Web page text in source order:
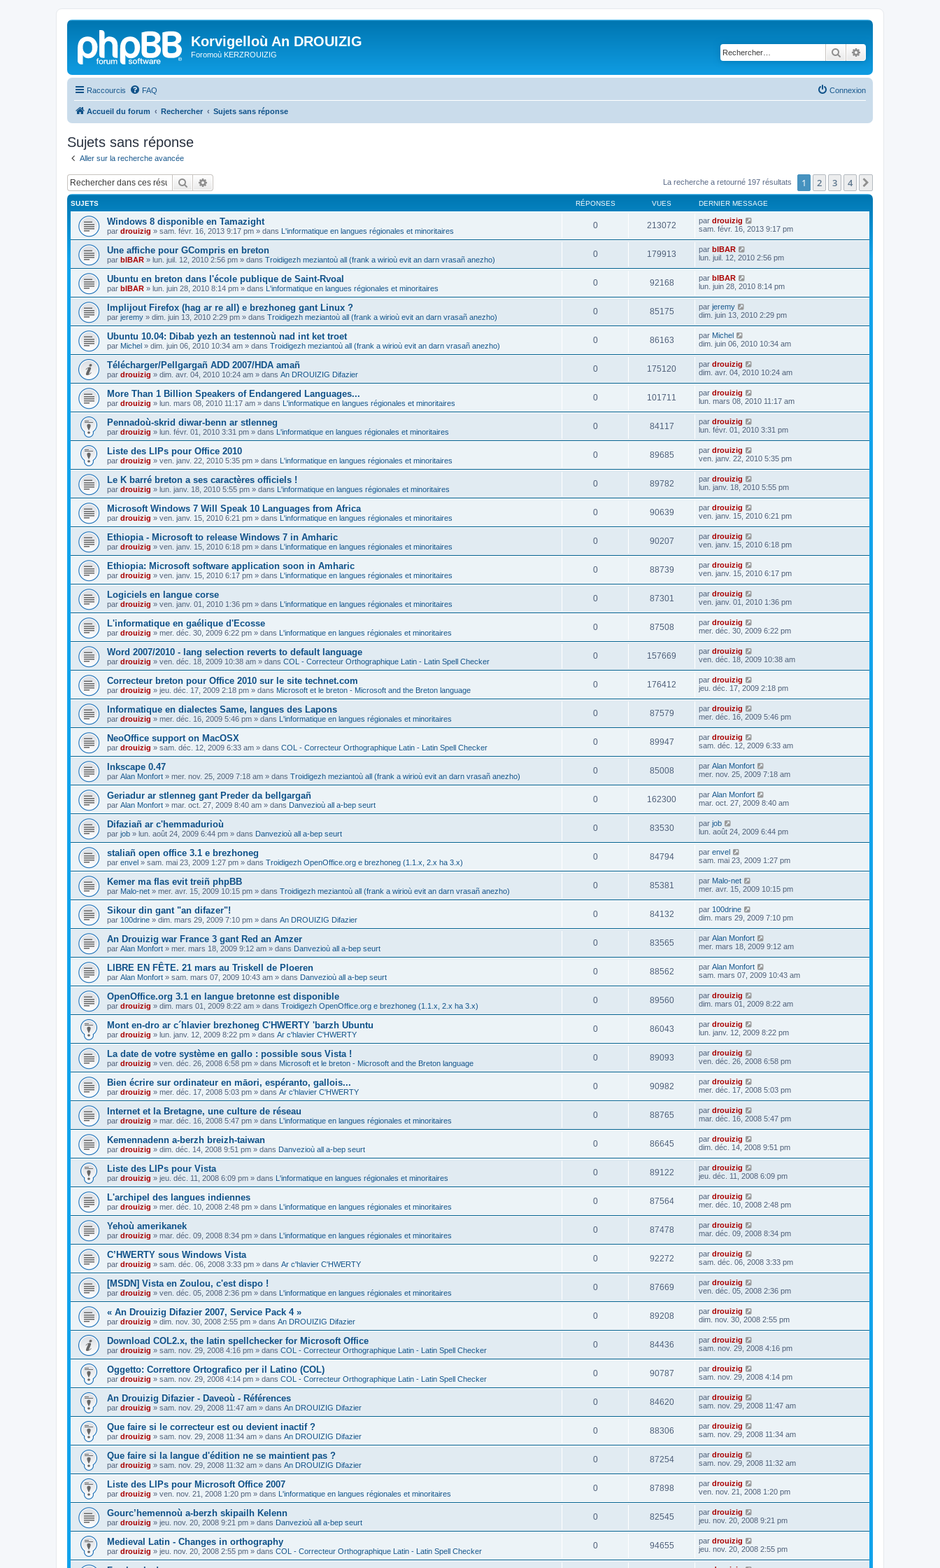
Korvigelloù An DROUIZIG
Foromoù KERZROUIZIG Rechercher
Raccourcis FAQ Connexion
Accueil du forum Rechercher Sujets sans réponse
Sujets sans réponse
Aller sur la recherche avancée
Rechercher La recherche a retourné 197 résultats 1 2 3 4
SUJETS RÉPONSES VUES DERNIER MESSAGE
Windows 8 disponible en Tamazight
par drouizig » sam. févr. 16, 2013 9:17 pm » dans L'informatique en langues régionales et minoritaires
0 213072 par drouizig
sam. févr. 16, 2013 9:17 pm
Une affiche pour GCompris en breton
par bIBAR » lun. juil. 12, 2010 2:56 pm » dans Troidigezh meziantoù all (frank a wirioù evit an darn vrasañ anezho)
0 179913 par bIBAR
lun. juil. 12, 2010 2:56 pm
Ubuntu en breton dans l'école publique de Saint-Rvoal
par bIBAR » lun. juin 28, 2010 8:14 pm » dans L'informatique en langues régionales et minoritaires
0 92168 par bIBAR
lun. juin 28, 2010 8:14 pm
Implijout Firefox (hag ar re all) e brezhoneg gant Linux ?
par jeremy » dim. juin 13, 2010 2:29 pm » dans Troidigezh meziantoù all (frank a wirioù evit an darn vrasañ anezho)
0 85175 par jeremy
dim. juin 13, 2010 2:29 pm
Ubuntu 10.04: Dibab yezh an testennoù nad int ket troet
par Michel » dim. juin 06, 2010 10:34 am » dans Troidigezh meziantoù all (frank a wirioù evit an darn vrasañ anezho)
0 86163 par Michel
dim. juin 06, 2010 10:34 am
Télécharger/Pellgargañ ADD 2007/HDA amañ
par drouizig » dim. avr. 04, 2010 10:24 am » dans An DROUIZIG Difazier
0 175120 par drouizig
dim. avr. 04, 2010 10:24 am
More Than 1 Billion Speakers of Endangered Languages...
par drouizig » lun. mars 08, 2010 11:17 am » dans L'informatique en langues régionales et minoritaires
0 101711 par drouizig
lun. mars 08, 2010 11:17 am
Pennadoù-skrid diwar-benn ar stlenneg
par drouizig » lun. févr. 01, 2010 3:31 pm » dans L'informatique en langues régionales et minoritaires
0 84117 par drouizig
lun. févr. 01, 2010 3:31 pm
Liste des LIPs pour Office 2010
par drouizig » ven. janv. 22, 2010 5:35 pm » dans L'informatique en langues régionales et minoritaires
0 89685 par drouizig
ven. janv. 22, 2010 5:35 pm
Le K barré breton a ses caractères officiels !
par drouizig » lun. janv. 18, 2010 5:55 pm » dans L'informatique en langues régionales et minoritaires
0 89782 par drouizig
lun. janv. 18, 2010 5:55 pm
Microsoft Windows 7 Will Speak 10 Languages from Africa
par drouizig » ven. janv. 15, 2010 6:21 pm » dans L'informatique en langues régionales et minoritaires
0 90639 par drouizig
ven. janv. 15, 2010 6:21 pm
Ethiopia - Microsoft to release Windows 7 in Amharic
par drouizig » ven. janv. 15, 2010 6:18 pm » dans L'informatique en langues régionales et minoritaires
0 90207 par drouizig
ven. janv. 15, 2010 6:18 pm
Ethiopia: Microsoft software application soon in Amharic
par drouizig » ven. janv. 15, 2010 6:17 pm » dans L'informatique en langues régionales et minoritaires
0 88739 par drouizig
ven. janv. 15, 2010 6:17 pm
Logiciels en langue corse
par drouizig » ven. janv. 01, 2010 1:36 pm » dans L'informatique en langues régionales et minoritaires
0 87301 par drouizig
ven. janv. 01, 2010 1:36 pm
L'informatique en gaélique d'Ecosse
par drouizig » mer. déc. 30, 2009 6:22 pm » dans L'informatique en langues régionales et minoritaires
0 87508 par drouizig
mer. déc. 30, 2009 6:22 pm
Word 2007/2010 - lang selection reverts to default language
par drouizig » ven. déc. 18, 2009 10:38 am » dans COL - Correcteur Orthographique Latin - Latin Spell Checker
0 157669 par drouizig
ven. déc. 18, 2009 10:38 am
Correcteur breton pour Office 2010 sur le site technet.com
par drouizig » jeu. déc. 17, 2009 2:18 pm » dans Microsoft et le breton - Microsoft and the Breton language
0 176412 par drouizig
jeu. déc. 17, 2009 2:18 pm
Informatique en dialectes Same, langues des Lapons
par drouizig » mer. déc. 16, 2009 5:46 pm » dans L'informatique en langues régionales et minoritaires
0 87579 par drouizig
mer. déc. 16, 2009 5:46 pm
NeoOffice support on MacOSX
par drouizig » sam. déc. 12, 2009 6:33 am » dans COL - Correcteur Orthographique Latin - Latin Spell Checker
0 89947 par drouizig
sam. déc. 12, 2009 6:33 am
Inkscape 0.47
par Alan Monfort » mer. nov. 25, 2009 7:18 am » dans Troidigezh meziantoù all (frank a wirioù evit an darn vrasañ anezho)
0 85008 par Alan Monfort
mer. nov. 25, 2009 7:18 am
Geriadur ar stlenneg gant Preder da bellgargañ
par Alan Monfort » mar. oct. 27, 2009 8:40 am » dans Danvezioù all a-bep seurt
0 162300 par Alan Monfort
mar. oct. 27, 2009 8:40 am
Difaziañ ar c'hemmadurioù
par job » lun. août 24, 2009 6:44 pm » dans Danvezioù all a-bep seurt
0 83530 par job
lun. août 24, 2009 6:44 pm
staliañ open office 3.1 e brezhoneg
par envel » sam. mai 23, 2009 1:27 pm » dans Troidigezh OpenOffice.org e brezhoneg (1.1.x, 2.x ha 3.x)
0 84794 par envel
sam. mai 23, 2009 1:27 pm
Kemer ma flas evit treiñ phpBB
par Malo-net » mer. avr. 15, 2009 10:15 pm » dans Troidigezh meziantoù all (frank a wirioù evit an darn vrasañ anezho)
0 85381 par Malo-net
mer. avr. 15, 2009 10:15 pm
Sikour din gant "an difazer"!
par 100drine » dim. mars 29, 2009 7:10 pm » dans An DROUIZIG Difazier
0 84132 par 100drine
dim. mars 29, 2009 7:10 pm
An Drouizig war France 3 gant Red an Amzer
par Alan Monfort » mer. mars 18, 2009 9:12 am » dans Danvezioù all a-bep seurt
0 83565 par Alan Monfort
mer. mars 18, 2009 9:12 am
LIBRE EN FÊTE. 21 mars au Triskell de Ploeren
par Alan Monfort » sam. mars 07, 2009 10:43 am » dans Danvezioù all a-bep seurt
0 88562 par Alan Monfort
sam. mars 07, 2009 10:43 am
OpenOffice.org 3.1 en langue bretonne est disponible
par drouizig » dim. mars 01, 2009 8:22 am » dans Troidigezh OpenOffice.org e brezhoneg (1.1.x, 2.x ha 3.x)
0 89560 par drouizig
dim. mars 01, 2009 8:22 am
Mont en-dro ar c´hlavier brezhoneg C'HWERTY 'barzh Ubuntu
par drouizig » lun. janv. 12, 2009 8:22 pm » dans Ar c'hlavier C'HWERTY
0 86043 par drouizig
lun. janv. 12, 2009 8:22 pm
La date de votre système en gallo : possible sous Vista !
par drouizig » ven. déc. 26, 2008 6:58 pm » dans Microsoft et le breton - Microsoft and the Breton language
0 89093 par drouizig
ven. déc. 26, 2008 6:58 pm
Bien écrire sur ordinateur en māori, espéranto, gallois...
par drouizig » mer. déc. 17, 2008 5:03 pm » dans Ar c'hlavier C'HWERTY
0 90982 par drouizig
mer. déc. 17, 2008 5:03 pm
Internet et la Bretagne, une culture de réseau
par drouizig » mar. déc. 16, 2008 5:47 pm » dans L'informatique en langues régionales et minoritaires
0 88765 par drouizig
mar. déc. 16, 2008 5:47 pm
Kemennadenn a-berzh breizh-taiwan
par drouizig » dim. déc. 14, 2008 9:51 pm » dans Danvezioù all a-bep seurt
0 86645 par drouizig
dim. déc. 14, 2008 9:51 pm
Liste des LIPs pour Vista
par drouizig » jeu. déc. 11, 2008 6:09 pm » dans L'informatique en langues régionales et minoritaires
0 89122 par drouizig
jeu. déc. 11, 2008 6:09 pm
L'archipel des langues indiennes
par drouizig » mer. déc. 10, 2008 2:48 pm » dans L'informatique en langues régionales et minoritaires
0 87564 par drouizig
mer. déc. 10, 2008 2:48 pm
Yehoù amerikanek
par drouizig » mar. déc. 09, 2008 8:34 pm » dans L'informatique en langues régionales et minoritaires
0 87478 par drouizig
mar. déc. 09, 2008 8:34 pm
C’HWERTY sous Windows Vista
par drouizig » sam. déc. 06, 2008 3:33 pm » dans Ar c'hlavier C'HWERTY
0 92272 par drouizig
sam. déc. 06, 2008 3:33 pm
[MSDN] Vista en Zoulou, c'est dispo !
par drouizig » ven. déc. 05, 2008 2:36 pm » dans L'informatique en langues régionales et minoritaires
0 87669 par drouizig
ven. déc. 05, 2008 2:36 pm
« An Drouizig Difazier 2007, Service Pack 4 »
par drouizig » dim. nov. 30, 2008 2:55 pm » dans An DROUIZIG Difazier
0 89208 par drouizig
dim. nov. 30, 2008 2:55 pm
Download COL2.x, the latin spellchecker for Microsoft Office
par drouizig » sam. nov. 29, 2008 4:16 pm » dans COL - Correcteur Orthographique Latin - Latin Spell Checker
0 84436 par drouizig
sam. nov. 29, 2008 4:16 pm
Oggetto: Correttore Ortografico per il Latino (COL)
par drouizig » sam. nov. 29, 2008 4:14 pm » dans COL - Correcteur Orthographique Latin - Latin Spell Checker
0 90787 par drouizig
sam. nov. 29, 2008 4:14 pm
An Drouizig Difazier - Daveoù - Références
par drouizig » sam. nov. 29, 2008 11:47 am » dans An DROUIZIG Difazier
0 84620 par drouizig
sam. nov. 29, 2008 11:47 am
Que faire si le correcteur est ou devient inactif ?
par drouizig » sam. nov. 29, 2008 11:34 am » dans An DROUIZIG Difazier
0 88306 par drouizig
sam. nov. 29, 2008 11:34 am
Que faire si la langue d'édition ne se maintient pas ?
par drouizig » sam. nov. 29, 2008 11:32 am » dans An DROUIZIG Difazier
0 87254 par drouizig
sam. nov. 29, 2008 11:32 am
Liste des LIPs pour Microsoft Office 2007
par drouizig » ven. nov. 21, 2008 1:20 pm » dans L'informatique en langues régionales et minoritaires
0 87898 par drouizig
ven. nov. 21, 2008 1:20 pm
Gourc’hemennoù a-berzh skipailh Kelenn
par drouizig » jeu. nov. 20, 2008 9:21 pm » dans Danvezioù all a-bep seurt
0 82545 par drouizig
jeu. nov. 20, 2008 9:21 pm
Medieval Latin - Changes in orthography
par drouizig » jeu. nov. 20, 2008 2:55 pm » dans COL - Correcteur Orthographique Latin - Latin Spell Checker
0 94655 par drouizig
jeu. nov. 20, 2008 2:55 pm